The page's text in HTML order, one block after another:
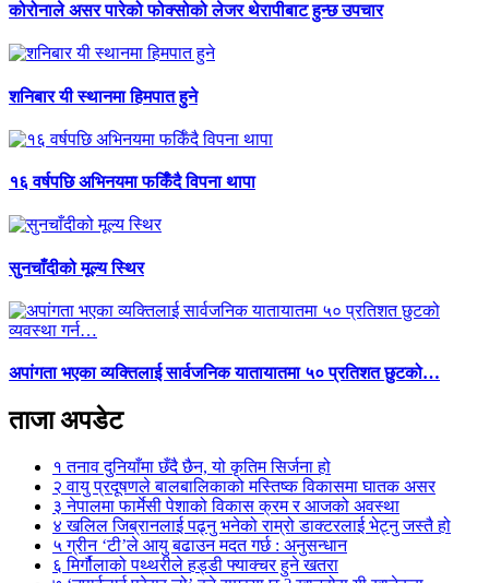
कोरोनाले असर पारेको फोक्सोको लेजर थेरापीबाट हुन्छ उपचार
शनिबार यी स्थानमा हिमपात हुने
१६ वर्षपछि अभिनयमा फर्किँदै विपना थापा
सुनचाँदीको मूल्य स्थिर
अपांगता भएका व्यक्तिलाई सार्वजनिक यातायातमा ५० प्रतिशत छुटको…
ताजा अपडेट
१ तनाव दुनियाँमा छँदै छैन, यो कृतिम सिर्जना हो
२ वायु प्रदूषणले बालबालिकाको मस्तिष्क विकासमा घातक असर
३ नेपालमा फार्मेसी पेशाको विकास क्रम र आजको अवस्था
४ खलिल जिब्रानलाई पढ्नु भनेको राम्रो डाक्टरलाई भेट्नु जस्तै हो
५ग्रीन ‘टी’ले आयु बढाउन मदत गर्छ : अनुसन्धान
६ मिर्गौलाको पथ्थरीले हड्डी फ्याक्चर हुने खतरा